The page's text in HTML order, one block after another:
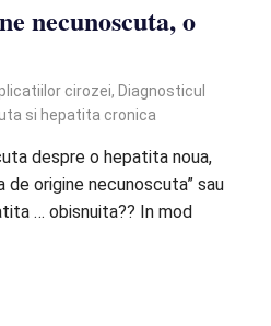
necunoscuta, o
cirozei, Diagnosticul
si hepatita cronica
despre o hepatita noua,
origine necunoscuta” sau
… obisnuita?? In mod